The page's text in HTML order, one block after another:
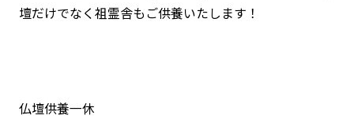
壇だけでなく祖霊舎もご供養いたします！
仏壇供養一休